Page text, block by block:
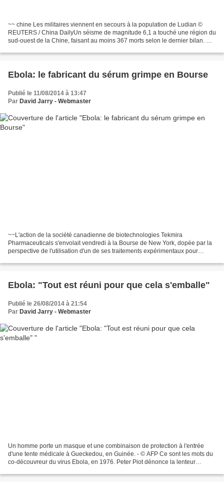
~~ chine Les militaires viennent en secours à la population de Ludian ©
REUTERS / China DailyUn séisme de magnitude 6,1 a touché une région du
sud-ouest de la Chine, faisant au moins 367 morts selon le dernier bilan. Un
Ebola: le fabricant du sérum grimpe en Bourse
Publié le 11/08/2014 à 13:47
Par David Jarry - Webmaster
~~L'action de la société canadienne de biotechnologies Tekmira
Pharmaceuticals s'envolait vendredi à la Bourse de New York, dopée par la
perspective de l'utilisation d'un de ses traitements expérimentaux pour
Ebola: "Tout est réuni pour que cela s'emballe"
Publié le 26/08/2014 à 21:54
Par David Jarry - Webmaster
Un homme porte un masque et une combinaison de protection à l'entrée
d'une tente médicale à Gueckedou, en Guinée. - © AFP Ce sont les mots du
co-découvreur du virus Ebola, en 1976. Peter Piot dénonce la lenteur